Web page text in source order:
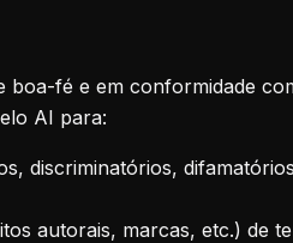
fé e em conformidade
AI para:
discriminatórios,
autorais, marcas, etc.) de